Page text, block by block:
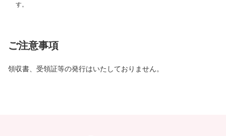
す。
ご注意事項
領収書、受領証等の発行はいたしておりません。